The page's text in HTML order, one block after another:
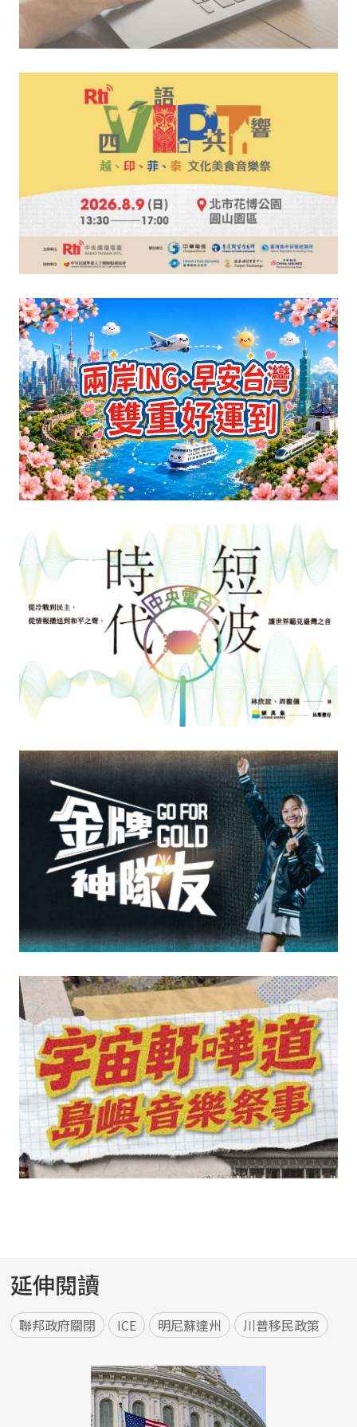
延伸閱讀
聯邦政府關閉 ICE 明尼蘇達州 川普移民政策